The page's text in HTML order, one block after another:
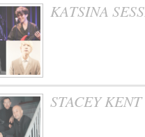
KATSINA
STACEY KENT